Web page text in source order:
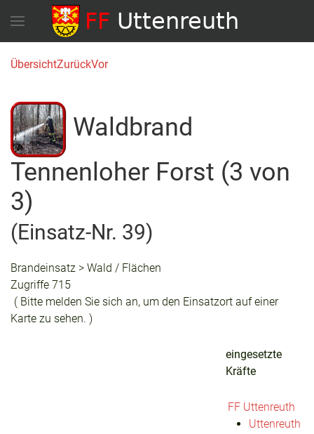
ÜbersichtZurückVor
Waldbrand
Tennenloher Forst (3 von
3)
(Einsatz-Nr. 39)
Brandeinsatz > Wald / Flächen
Zugriffe 715
( Bitte melden Sie sich an, um den Einsatzort auf einer
Karte zu sehen. )
eingesetzte
Kräfte
FF Uttenreuth
Uttenreuth